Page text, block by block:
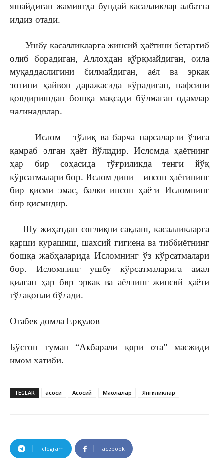
яшайдиган жамиятда бундай касалликлар албатта
илдиз отади.
Ушбу касалликларга жинсий ҳаётини бетартиб
олиб борадиган, Аллоҳдан қўрқмайдиган, оила
муқаддаслигини билмайдиган, аёл ва эркак
зотини ҳайвон даражасида кўрадиган, нафсини
қондиришдан бошқа мақсади бўлмаган одамлар
чалинадилар.
Ислом – тўлиқ ва барча нарсаларни ўзига
қамраб олган ҳаёт йўлидир. Исломда ҳаётнинг
ҳар бир соҳасида тўғриликда тенги йўқ
кўрсатмалари бор. Ислом дини – инсон ҳаётининг
бир қисми эмас, балки инсон ҳаёти Исломнинг
бир қисмидир.
Шу жиҳатдан соғлиқни сақлаш, касалликларга
қарши курашиш, шахсий гигиена ва тиббиётнинг
бошқа жабҳаларида Исломнинг ўз кўрсатмалари
бор. Исломнинг ушбу кўрсатмаларига амал
қилган ҳар бир эркак ва аёлнинг жинсий ҳаёти
тўлақонли бўлади.
Отабек домла Ёрқулов
Бўстон туман “Акбарали қори ота” масжиди
имом хатиби.
TEGLAR асоси Асосий Мақолалар Янгиликлар
Telegram Facebook